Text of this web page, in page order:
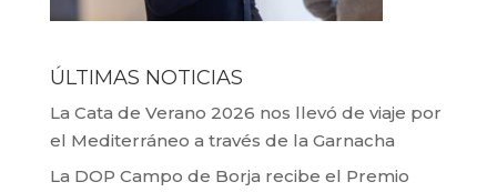
ÚLTIMAS NOTICIAS
La Cata de Verano 2026 nos llevó de viaje por
el Mediterráneo a través de la Garnacha
La DOP Campo de Borja recibe el Premio